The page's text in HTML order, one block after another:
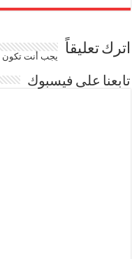
اترك تعليقاً يجب أنت تكون
تابعنا على فيسبوك